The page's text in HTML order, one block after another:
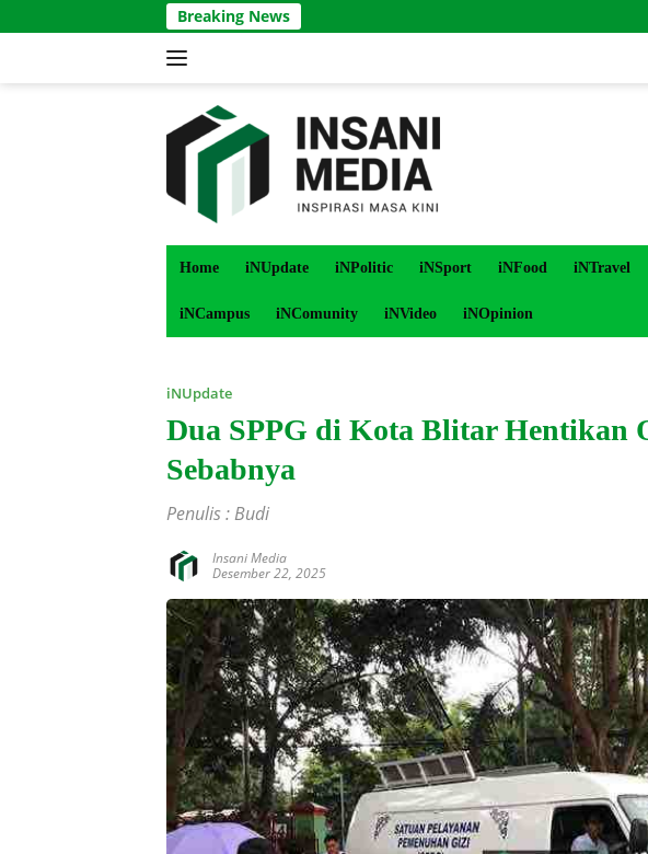
ke
Breaking News
Home iNUpdate iNPolitic iNSport iNFood iNTravel
iNCampus iNComunity iNVideo iNOpinion
iNUpdate
Dua SPPG di Kota Blitar Hentikan
Sebabnya
Penulis : Budi
Insani Media
Desember 22, 2025